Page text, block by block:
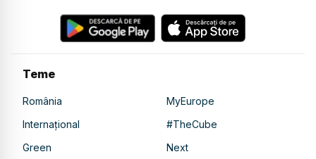
Teme
România
MyEurope
Internațional
#TheCube
Green
Next